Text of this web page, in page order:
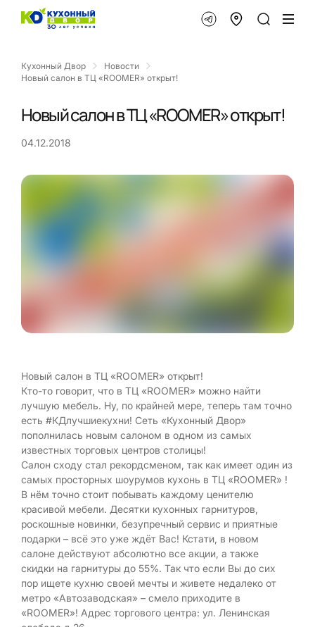
Кухонный Двор
Новости
Новый салон в ТЦ «ROOMER» открыт!
Новый салон в ТЦ «ROOMER» открыт!
04.12.2018
Новый салон в ТЦ «ROOMER» открыт!
Кто-то говорит, что в ТЦ «ROOMER» можно найти
лучшую мебель. Ну, по крайней мере, теперь там точно
есть #КДлучшиекухни! Сеть «Кухонный Двор»
пополнилась новым салоном в одном из самых
известных торговых центров столицы!
Салон сходу стал рекордсменом, так как имеет один из
самых просторных шоурумов кухонь в ТЦ «ROOMER» !
В нём точно стоит побывать каждому ценителю
красивой мебели. Десятки кухонных гарнитуров,
роскошные новинки, безупречный сервис и приятные
подарки – всё это уже ждёт Вас! Кстати, в новом
салоне действуют абсолютно все акции, а также
скидки на гарнитуры до 55%. Так что если Вы до сих
пор ищете кухню своей мечты и живете недалеко от
метро «Автозаводская» – смело приходите в
«ROOMER»! Адрес торгового центра: ул. Ленинская